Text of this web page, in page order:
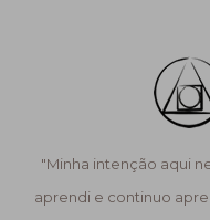
"Minha intenção aqui
aprendi e continuo